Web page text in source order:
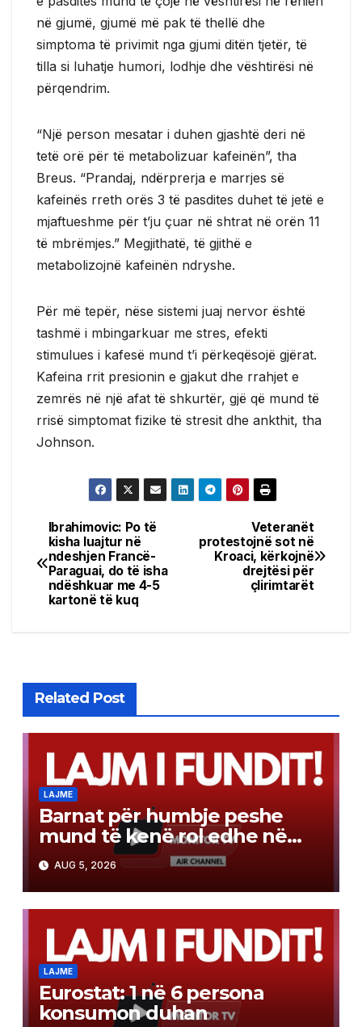
në gjumë, gjumë më pak të thellë dhe
simptoma të privimit nga gjumi ditën tjetër, të
tilla si luhatje humori, lodhje dhe vështirësi në
përqendrim.
“Një person mesatar i duhen gjashtë deri në
tetë orë për të metabolizuar kafeinën”, tha
Breus. “Prandaj, ndërprerja e marrjes së
kafeinës rreth orës 3 të pasdites duhet të jetë e
mjaftueshme për t’ju çuar në shtrat në orën 11
të mbrëmjes.” Megjithatë, të gjithë e
metabolizojnë kafeinën ndryshe.
Për më tepër, nëse sistemi juaj nervor është
tashmë i mbingarkuar me stres, efekti
stimulues i kafesë mund t’i përkeqësojë gjërat.
Kafeina rrit presionin e gjakut dhe rrahjet e
zemrës në një afat të shkurtër, gjë që mund të
rrisë simptomat fizike të stresit dhe ankthit, tha
Johnson.
Post
navigation
Veteranët
protestojnë sot në
Kroaci, kërkojnë
drejtësi për
çlirimtarët
Ibrahimovic: Po të
kisha luajtur në
ndeshjen Francë-
Paraguai, do të isha
ndëshkuar me 4-5
kartonë të kuq
Related Post
LAJME
Barnat për humbje peshe
mund të kenë rol edhe në
luftën kundër kancerit
AUG 5, 2026
LAJME
Eurostat: 1 në 6 persona
konsumon duhan